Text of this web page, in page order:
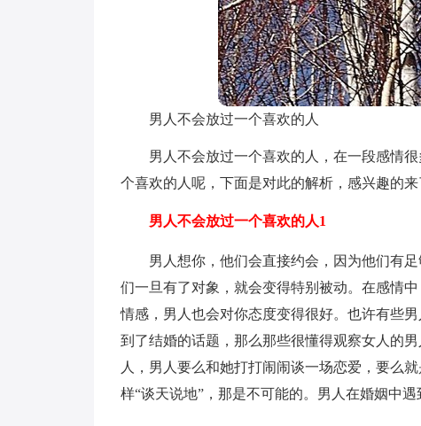
男人不会放过一个喜欢的人
男人不会放过一个喜欢的人，在一段感情
个喜欢的人呢，下面是对此的解析，感兴趣的来
男人不会放过一个喜欢的人1
男人想你，他们会直接约会，因为他们有
们一旦有了对象，就会变得特别被动。在感情
情感，男人也会对你态度变得很好。也许有些
到了结婚的话题，那么那些很懂得观察女人的
人，男人要么和她打打闹闹谈一场恋爱，要么
样“谈天说地”，那是不可能的。男人在婚姻中